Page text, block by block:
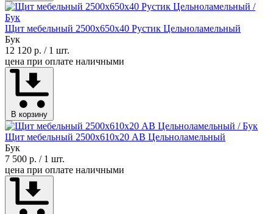
Щит мебельный 2500х650х40 Рустик Цельноламельный
Бук
12 120 р. / 1 шт.
цена при оплате наличными
В корзину
Щит мебельный 2500х610х20 АВ Цельноламельный
Бук
7 500 р. / 1 шт.
цена при оплате наличными